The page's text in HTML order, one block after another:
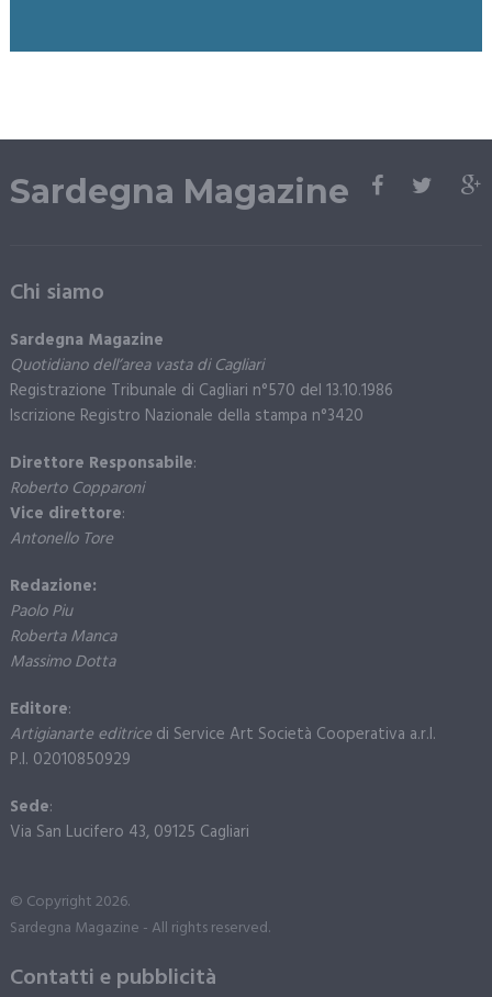
Sardegna Magazine
Chi siamo
Sardegna Magazine
Quotidiano dell’area vasta di Cagliari
Registrazione Tribunale di Cagliari n°570 del 13.10.1986
Iscrizione Registro Nazionale della stampa n°3420
Direttore Responsabile:
Roberto Copparoni
Vice direttore:
Antonello Tore
Redazione:
Paolo Piu
Roberta Manca
Massimo Dotta
Editore:
Artigianarte editricedi Service Art Società Cooperativa a.r.l.
P.I. 02010850929
Sede:
Via San Lucifero 43, 09125 Cagliari
© Copyright 2026.
Sardegna Magazine - All rights reserved.
Contatti e pubblicità